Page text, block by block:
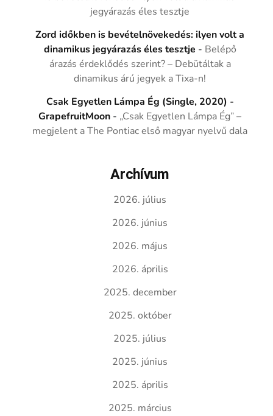
jegyárazás éles tesztje
Zord időkben is bevételnövekedés: ilyen volt a
dinamikus jegyárazás éles tesztje - Belépő
árazás érdeklődés szerint? – Debütáltak a
dinamikus árú jegyek a Tixa-n!
Csak Egyetlen Lámpa Ég (Single, 2020) -
GrapefruitMoon - „Csak Egyetlen Lámpa Ég” –
megjelent a The Pontiac első magyar nyelvű dala
Archívum
2026. július
2026. június
2026. május
2026. április
2025. december
2025. október
2025. július
2025. június
2025. április
2025. március